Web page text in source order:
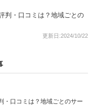
判・口コミは？地域ごとの
更新日:2024/10/22
・口コミは？地域ごとのサー